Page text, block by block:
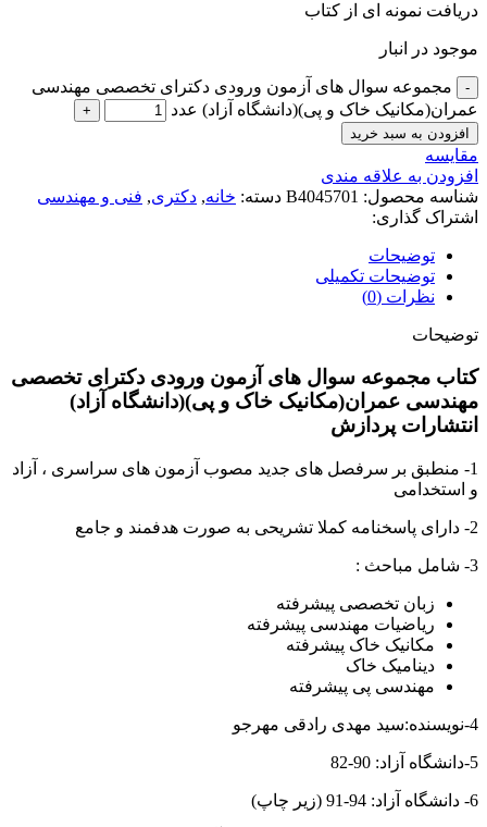
دریافت نمونه ای از کتاب
موجود در انبار
مجموعه سوال های آزمون ورودی دکترای تخصصی مهندسی
عمران(مکانیک خاک و پی)(دانشگاه آزاد) عدد
افزودن به سبد خرید
مقايسه
افزودن به علاقه مندی
شناسه محصول: B4045701 دسته: خانه, دکتری, فنی و مهندسی
اشتراک گذاری:
توضیحات
توضیحات تکمیلی
نظرات (0)
توضیحات
کتاب مجموعه سوال های آزمون ورودی دکترای تخصصی
مهندسی عمران(مکانیک خاک و پی)(دانشگاه آزاد)
انتشارات پردازش
1- منطبق بر سرفصل های جدید مصوب آزمون های سراسری ، آزاد
و استخدامی
2- دارای پاسخنامه کملا تشریحی به صورت هدفمند و جامع
3- شامل مباحث :
زبان تخصصی پیشرفته
ریاضیات مهندسی پیشرفته
مکانیک خاک پیشرفته
دینامیک خاک
مهندسی پی پیشرفته
4-نویسنده:سید مهدی رادقی مهرجو
5-دانشگاه آزاد: 90-82
6- دانشگاه آزاد: 94-91 (زیر چاپ)